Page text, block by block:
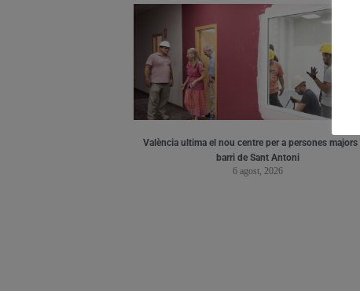
València ultima el nou centre per a persones majors
barri de Sant Antoni
6 agost, 2026